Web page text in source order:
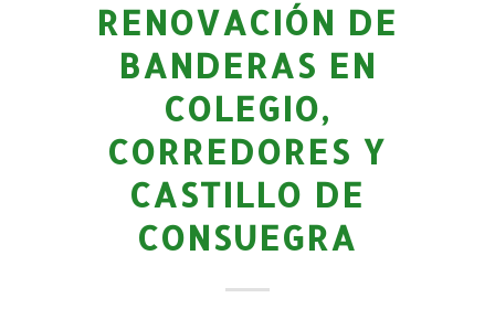
RENOVACIÓN DE
BANDERAS EN
COLEGIO,
CORREDORES Y
CASTILLO DE
CONSUEGRA